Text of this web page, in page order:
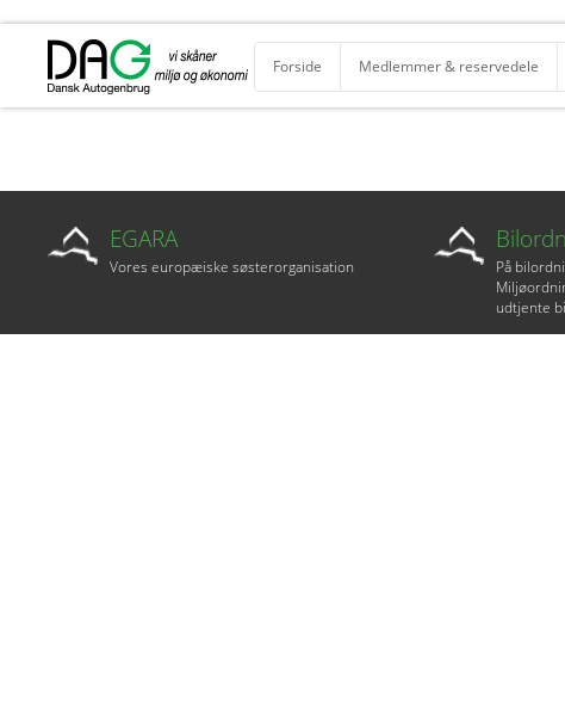
Forside Medlemmer & reservedele
EGARA
Vores europæiske søsterorganisation
På
udtjente